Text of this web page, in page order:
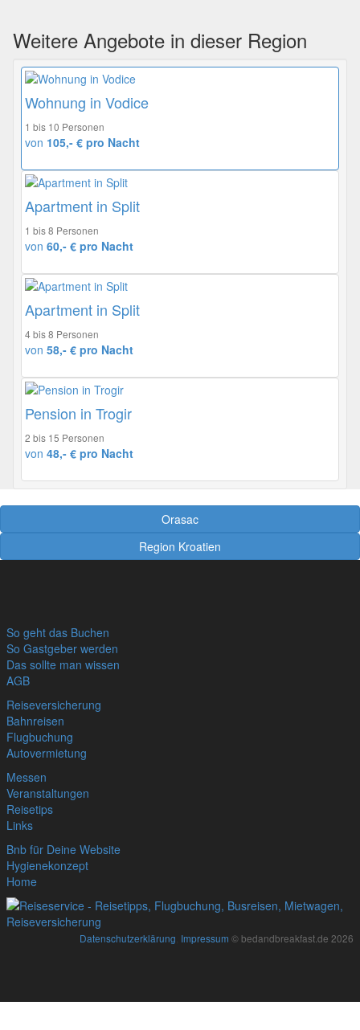
Weitere Angebote in dieser Region
Wohnung in Vodice
1 bis 10 Personen
von 105,- € pro Nacht
Apartment in Split
1 bis 8 Personen
von 60,- € pro Nacht
Apartment in Split
4 bis 8 Personen
von 58,- € pro Nacht
Pension in Trogir
2 bis 15 Personen
von 48,- € pro Nacht
Orasac
Region Kroatien
So geht das Buchen
So Gastgeber werden
Das sollte man wissen
AGB
Reiseversicherung
Bahnreisen
Flugbuchung
Autovermietung
Messen
Veranstaltungen
Reisetips
Links
Bnb für Deine Website
Hygienekonzept
Home
Datenschutzerklärung Impressum © bedandbreakfast.de 2026